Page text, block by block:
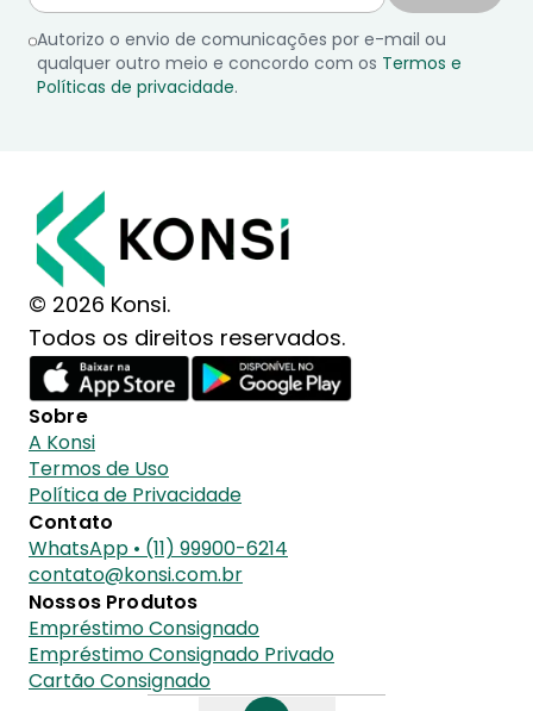
Autorizo o envio de comunicações por e-mail ou
qualquer outro meio e concordo com os Termos e
Políticas de privacidade.
© 2026 Konsi.
Todos os direitos reservados.
Sobre
A Konsi
Termos de Uso
Política de Privacidade
Contato
WhatsApp • (11) 99900-6214
contato@konsi.com.br
Nossos Produtos
Empréstimo Consignado
Empréstimo Consignado Privado
Cartão Consignado